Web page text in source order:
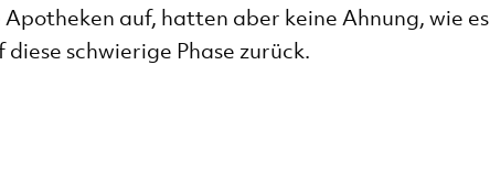
auf, hatten aber keine Ahnung, wie es
schwierige Phase zurück.